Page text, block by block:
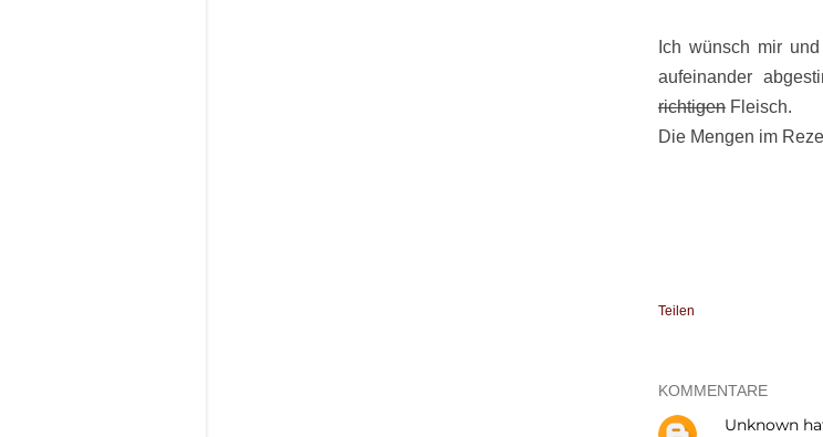
Ich wünsch mir
aufeinander
richtigen Fleisch.
Die Mengen im
Teilen
KOMMENTARE
Unknown